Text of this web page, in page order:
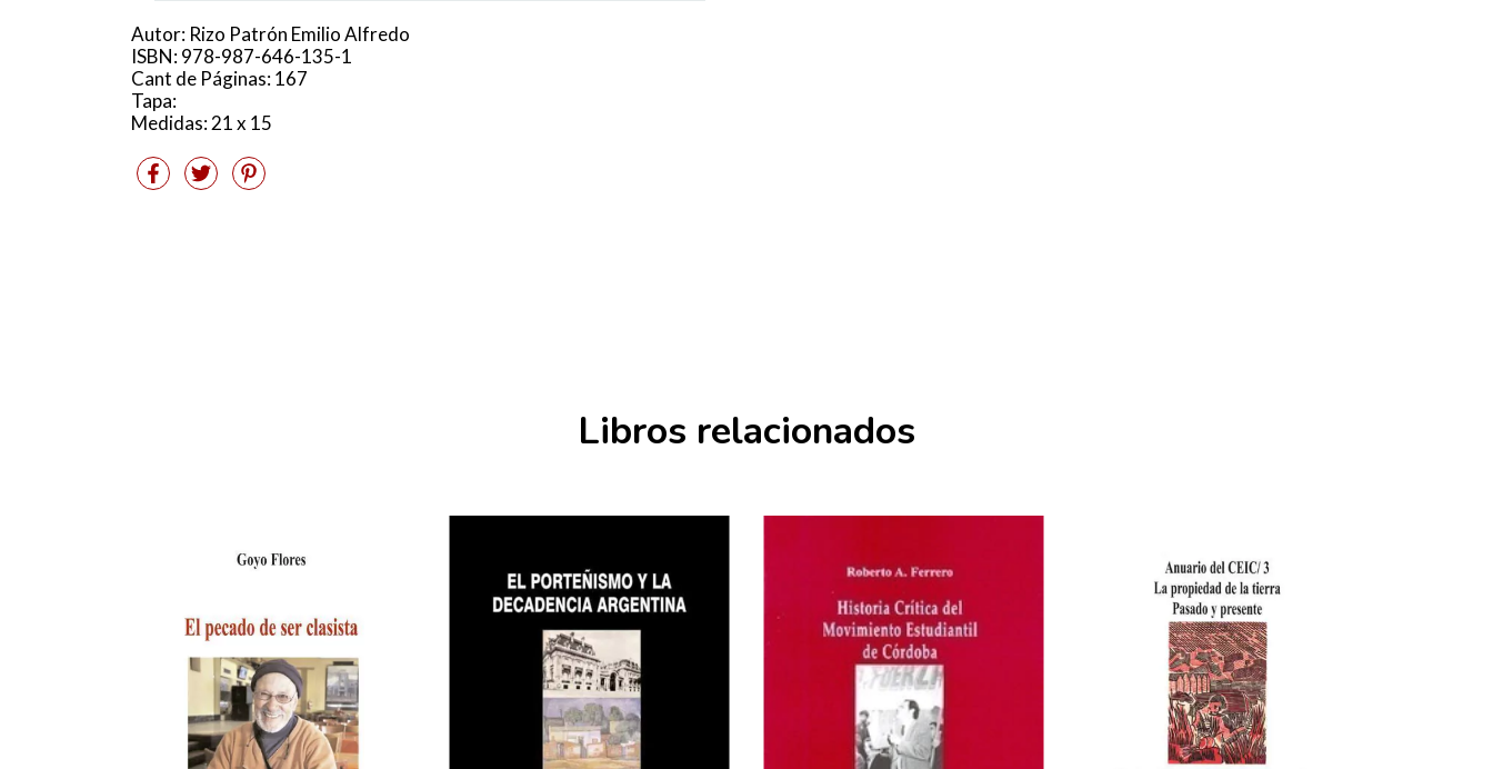
Autor: Rizo Patrón Emilio Alfredo
ISBN: 978-987-646-135-1
Cant de Páginas: 167
Tapa:
Medidas: 21 x 15
Libros relacionados